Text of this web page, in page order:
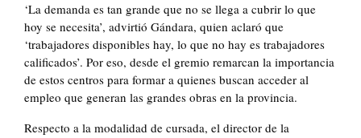
‘La demanda es tan grande que no se llega a cubrir lo que
hoy se necesita’, advirtió Gándara, quien aclaró que
‘trabajadores disponibles hay, lo que no hay es trabajadores
calificados’. Por eso, desde el gremio remarcan la importancia
de estos centros para formar a quienes buscan acceder al
empleo que generan las grandes obras en la provincia.
Respecto a la modalidad de cursada, el director de la